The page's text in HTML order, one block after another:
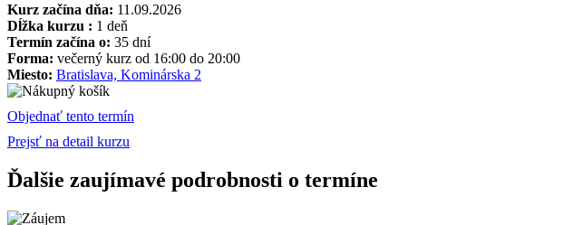
Kurz začína dňa: 11.09.2026
Dĺžka kurzu : 1 deň
Termín začína o: 35 dní
Forma: večerný kurz od 16:00 do 20:00
Miesto: Bratislava, Kominárska 2
Objednať tento termín
Prejsť na detail kurzu
Ďalšie zaujímavé podrobnosti o termíne